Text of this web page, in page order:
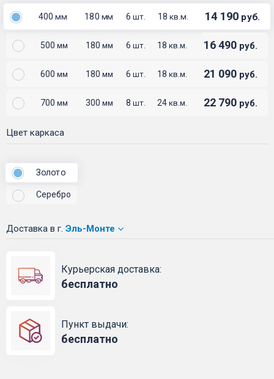
400мм 180 мм 6 шт. 18кв.м. 14 190 руб.
500 мм 180 мм 6 шт. 18 кв.м. 16 490 руб.
600 мм 180 мм 6 шт. 18 кв.м. 21 090 руб.
700 мм 300 мм 8 шт. 24 кв.м. 22 790 руб.
Цвет каркаса
Золото
Серебро
Доставка в г. Эль-Монте
Курьерская доставка:
бесплатно
Пункт выдачи:
бесплатно